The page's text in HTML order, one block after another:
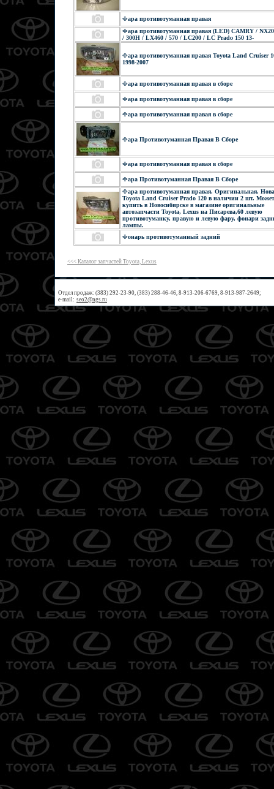
Фара противотуманная правая
Фара противотуманная правая (LED) CAMRY /
/ 300H / LX460 / 570 / LC200 / LC Prado 150 13-
Фара противотуманная правая Toyota Land Cruiser
1998-2007
Фара противотуманная правая в сборе
Фара противотуманная правая в сборе
Фара противотуманная правая в сборе
Фара Противотуманная Правая В Сборе
Фара противотуманная правая в сборе
Фара Противотуманная Правая В Сборе
Фара противотуманная правая. Оригинальная.
Toyota Land Cruiser Prado 120 в наличии 2 шт.
купить в Новосибирске в магазине оригинальные
автозапчасти Toyota, Lexus на Писарева,60 левую
противотуманку, правую и левую фару, фонари
лампы.
Фонарь противотуманный задний
<<< Каталог запчастей Toyota, Lexus
Отдел продаж: (383) 292-23-90, (383) 288-46-46, 8-913-206-6769, 8-913-987-2649;
e-mail: seo2@ngs.ru